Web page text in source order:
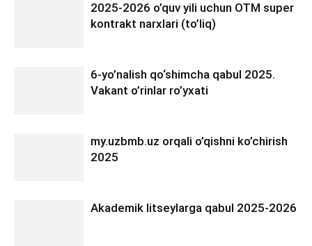
2025-2026 o’quv yili uchun OTM super
kontrakt narxlari (to’liq)
6-yo’nalish qo‘shimcha qabul 2025.
Vakant o’rinlar ro’yxati
my.uzbmb.uz orqali o’qishni ko’chirish
2025
Akademik litseylarga qabul 2025-2026